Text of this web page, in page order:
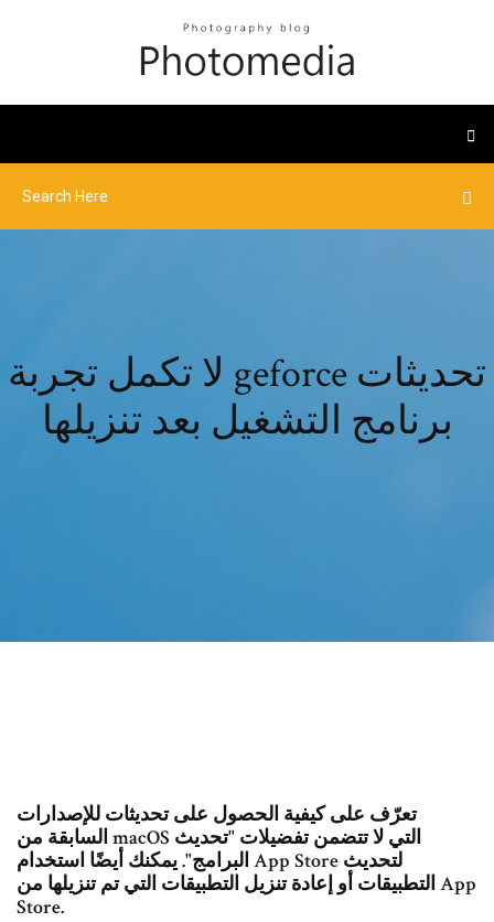
لا تكمل تجربة geforce تحديثات
برنامج التشغيل بعد تنزيلها
تعرّف على كيفية الحصول على تحديثات للإصدارات
السابقة من macOS التي لا تتضمن تفضيلات "تحديث
البرامج". يمكنك أيضًا استخدام App Store لتحديث
التطبيقات أو إعادة تنزيل التطبيقات التي تم تنزيلها من App
Store.